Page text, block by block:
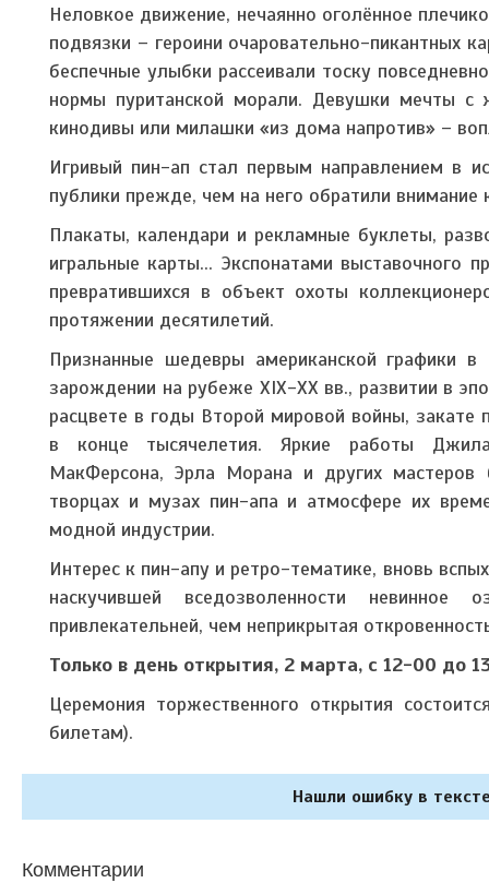
Неловкое движение, нечаянно оголённое
подвязки – героини очаровательно-пикантных
беспечные улыбки рассеивали тоску
нормы пуританской морали. Девушки мечты
кинодивы или милашки «из дома напротив» –
Игривый пин-ап стал первым направлением в
публики прежде, чем на него обратили внимание
Плакаты, календари и рекламные буклеты,
игральные карты... Экспонатами выставочного
превратившихся в объект охоты
протяжении десятилетий.
Признанные шедевры американской графики
зарождении на рубеже XIX-XX вв., развитии в
расцвете в годы Второй мировой войны,
в конце тысячелетия. Яркие работы
МакФерсона, Эрла Морана и других
творцах и музах пин-апа и атмосфере их
модной индустрии.
Интерес к пин-апу и ретро-тематике, вновь
наскучившей вседозволенности
привлекательней, чем неприкрытая
Только в день открытия, 2 марта, с 12-00 до
Церемония торжественного открытия
билетам).
Нашли ошибку в
Комментарии